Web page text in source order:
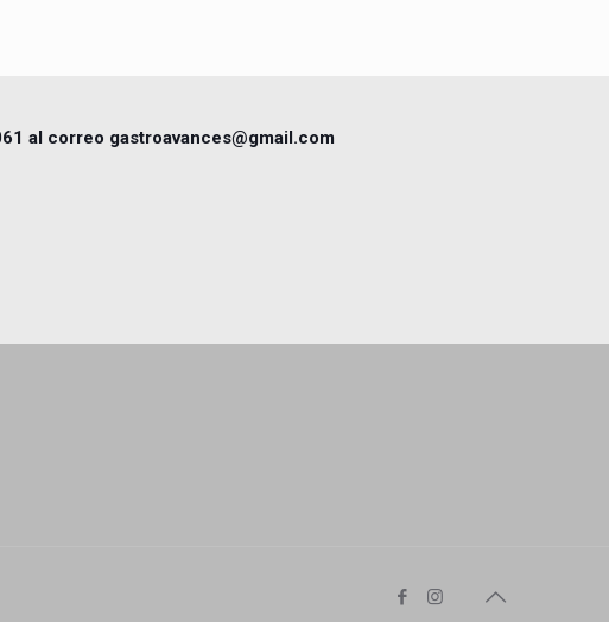
al correo gastroavances@gmail.com